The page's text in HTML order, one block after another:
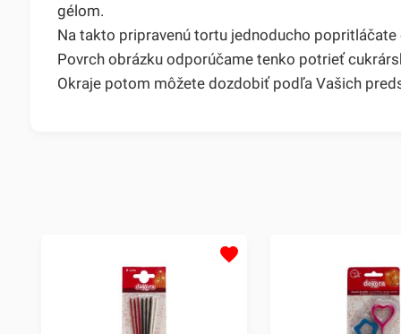
gélom.
Na takto pripravenú tortu jednoducho
Povrch obrázku odporúčame tenko potrieť
Okraje potom môžete dozdobiť podľa Vašich